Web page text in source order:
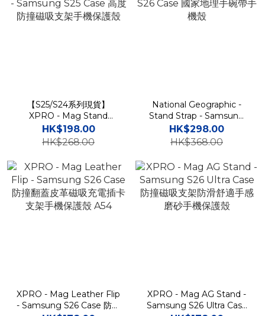
【S25/S24系列現貨】
XPRO - Mag Stand
Shield - Samsung S25
Case 高度防撞磁吸支架手
機保護殼
HK$198.00
HK$268.00
National Geographic -
Stand Strap - Samsung
S26 Case 國家地理手碗帶
手機殼
HK$298.00
HK$368.00
XPRO - Mag Leather Flip
- Samsung S26 Case 防撞
XPRO - Mag AG Stand -
Samsung S26 Ultra Case